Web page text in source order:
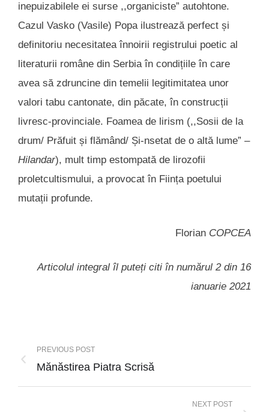
inepuizabilele ei surse ,,organiciste” autohtone.
Cazul Vasko (Vasile) Popa ilustrează perfect și
definitoriu necesitatea înnoirii registrului poetic al
literaturii române din Serbia în condițiile în care
avea să zdruncine din temelii legitimitatea unor
valori tabu cantonate, din păcate, în construcții
livresc-provinciale. Foamea de lirism (,,Sosii de la
drum/ Prăfuit și flămând/ Și-nsetat de o altă lume” –
Hilandar), mult timp estompată de lirozofii
proletcultismului, a provocat în Ființa poetului
mutații profunde.
Florian COPCEA
Articolul integral îl puteți citi în numărul 2 din 16
ianuarie 2021
PREVIOUS POST
Mănăstirea Piatra Scrisă
NEXT POST